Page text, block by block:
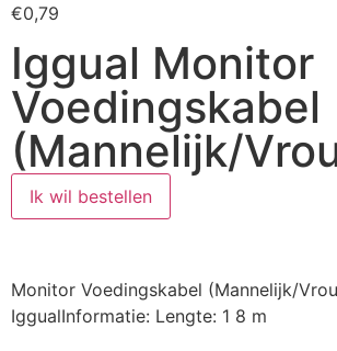
€0,79
Iggual Monitor
Voedingskabel
(Mannelijk/
Ik wil bestellen
Monitor Voedingskabel (Mannelijk/
IggualInformatie: Lengte: 1 8 m